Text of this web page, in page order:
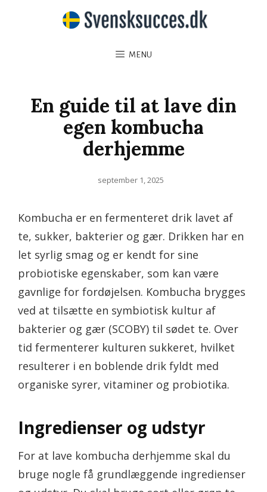
MENU
En guide til at lave din
egen kombucha
derhjemme
Posted
september 1, 2025
Kombucha er en fermenteret drik lavet af
te, sukker, bakterier og gær. Drikken har en
let syrlig smag og er kendt for sine
probiotiske egenskaber, som kan være
gavnlige for fordøjelsen. Kombucha brygges
ved at tilsætte en symbiotisk kultur af
bakterier og gær (SCOBY) til sødet te. Over
tid fermenterer kulturen sukkeret, hvilket
resulterer i en boblende drik fyldt med
organiske syrer, vitaminer og probiotika.
Ingredienser og udstyr
For at lave kombucha derhjemme skal du
bruge nogle få grundlæggende ingredienser